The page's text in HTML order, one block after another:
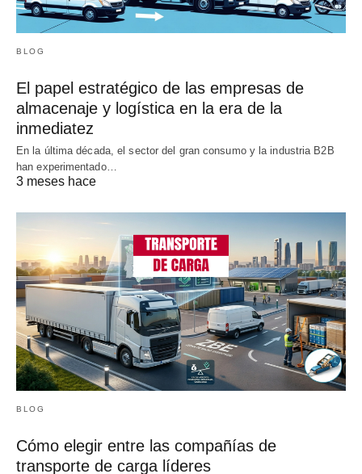
BLOG
El papel estratégico de las empresas de
almacenaje y logística en la era de la
inmediatez
En la última década, el sector del gran consumo y la industria B2B
han experimentado…
3 meses hace
BLOG
Cómo elegir entre las compañías de
transporte de carga líderes